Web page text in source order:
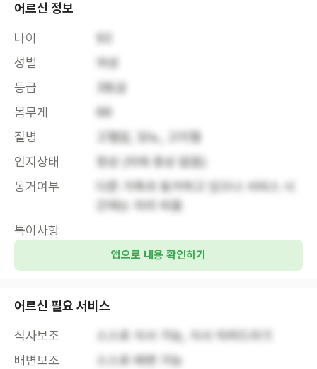
어르신 정보
나이
92
성별
여성
등급
3등급
몸무게
66
질병
고혈압, 당뇨, 고지혈
인지상태
정상 (치매 증상 없음)
동거여부
다른 가족과 동거하고 있으나 서비스 시
간에는 자리 비움
특이사항
앱으로 내용 확인하기
어르신 필요 서비스
식사보조
스스로 식사 가능, 식사 차려드리기
배변보조
스스로 배변 가능